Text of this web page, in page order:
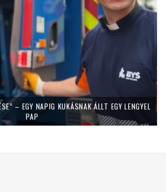
– EGY NAPIG KUKÁSNAK ÁLLT EGY LENGYEL
PAP